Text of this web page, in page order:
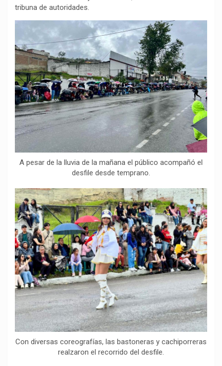
tribuna de autoridades.
A pesar de la lluvia de la mañana el público acompañó el
desfile desde temprano.
Con diversas coreografías, las bastoneras y cachiporreras
realzaron el recorrido del desfile.